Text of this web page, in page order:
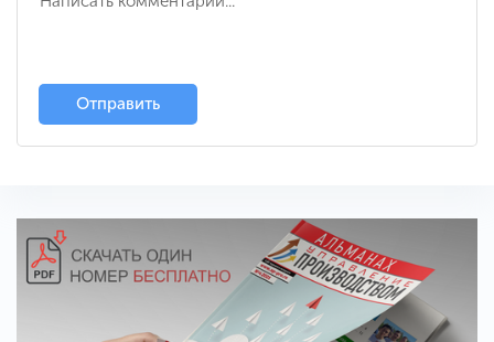
Отправить